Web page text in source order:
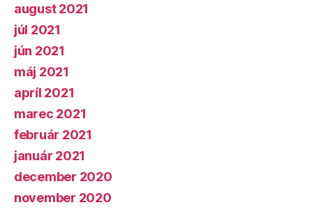
august 2021
júl 2021
jún 2021
máj 2021
apríl 2021
marec 2021
február 2021
január 2021
december 2020
november 2020